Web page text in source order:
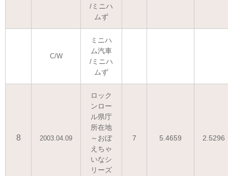
/ミニハ
ムず
C/W
ミニハ
ム汽車
/ミニハ
ムず
8 2003.04.09
ロック
ンロー
ル県庁
所在地
～おぼ
えちゃ
いなシ
リーズ
7 5.4659 2.5296